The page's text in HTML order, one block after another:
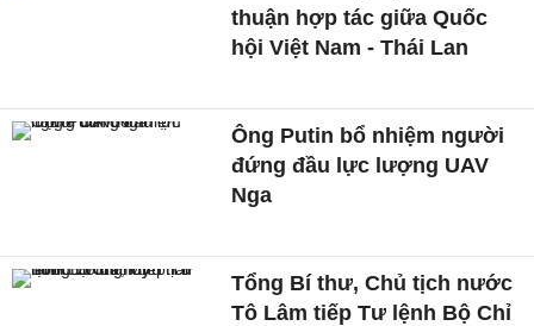
thuận hợp tác giữa Quốc
hội Việt Nam - Thái Lan
Ông Putin bổ nhiệm người
đứng đầu lực lượng UAV
Nga
Tổng Bí thư, Chủ tịch nước
Tô Lâm tiếp Tư lệnh Bộ Chỉ